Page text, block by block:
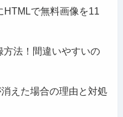
HTMLで無料画像を11
法！間違いやすいの
えた場合の理由と対処